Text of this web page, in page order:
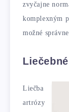
zvyčajne
komplexným
možné
Liečba
artrózy